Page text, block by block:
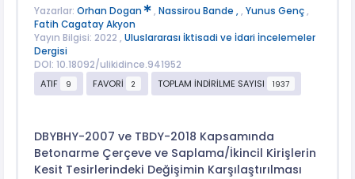
Yazarlar: Orhan Dogan , Nassirou Bande ,, Yunus Genç,
Fatih Cagatay Akyon
Yayın Bilgisi: 2022 , Uluslararası İktisadi ve İdari İncelemeler
Dergisi
DOI: 10.18092/ulikidince.941952
ATIF
9 FAVORİ 2 TOPLAM İNDİRİLME SAYISI 1937
DBYBHY-2007 ve TBDY-2018 Kapsamında
Betonarme Çerçeve ve Saplama/İkincil Kirişlerin
Kesit Tesirlerindeki Değişimin Karşılaştırılması